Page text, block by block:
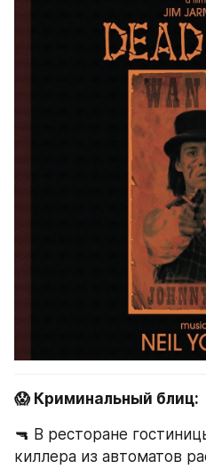
😱 Криминальный блиц:
🔫 В ресторане
киллера из автоматов